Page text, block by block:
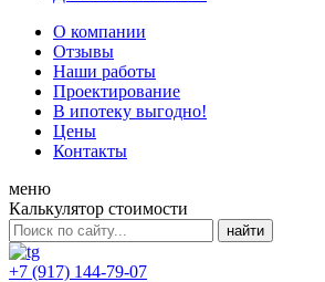
О компании
Отзывы
Наши работы
Проектирование
В ипотеку выгодно!
Цены
Контакты
меню
Калькулятор стоимости
+7 (917) 144-79-07